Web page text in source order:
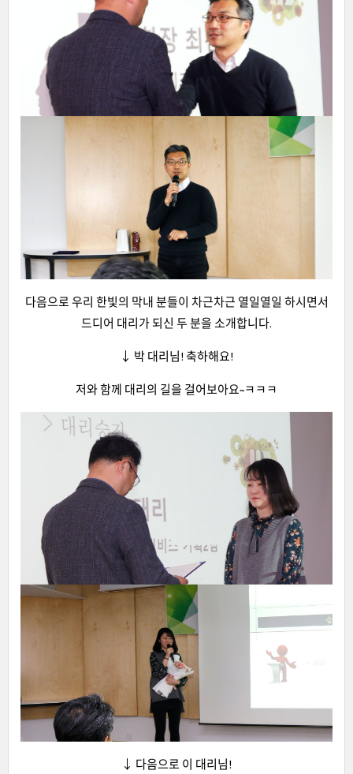
다음으로 우리 한빛의 막내 분들이 차근차근 열일열일 하시면서
드디어 대리가 되신 두 분을 소개합니다.
↓ 박 대리님! 축하해요!
저와 함께 대리의 길을 걸어보아요~ㅋㅋㅋ
↓ 다음으로 이 대리님!